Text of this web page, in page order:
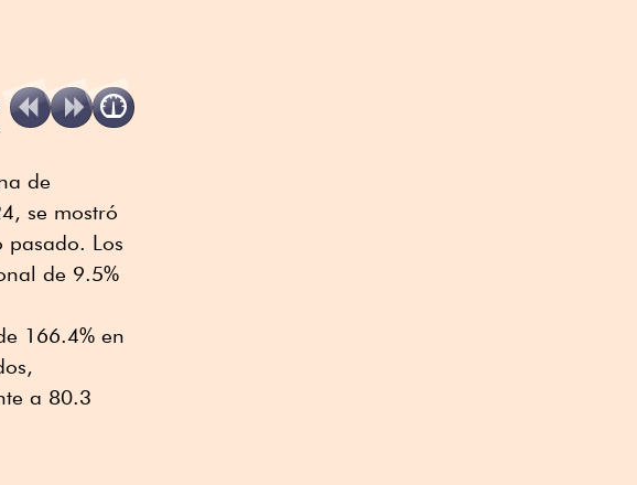
de
se mostró
Los
de 9.5%
166.4% en
a 80.3